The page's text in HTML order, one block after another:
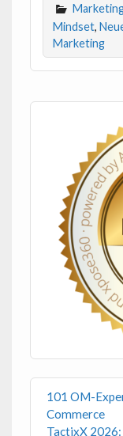
Mindset,
Marketing
101 OM-
Commerce
TactixX